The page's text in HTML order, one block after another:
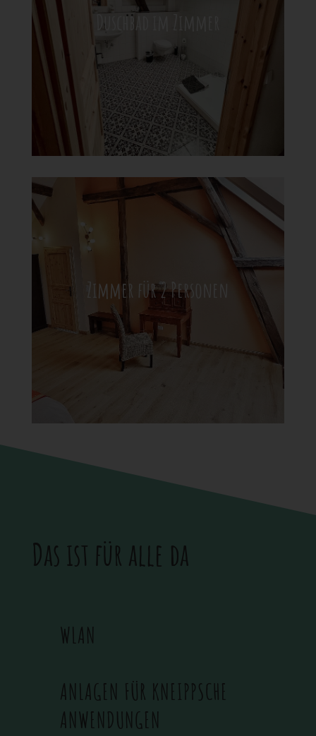
Duschbad im Zimmer
Zimmer für 2 Personen
Das ist für alle da
WLAN
ANLAGEN FÜR KNEIPPSCHE
ANWENDUNGEN